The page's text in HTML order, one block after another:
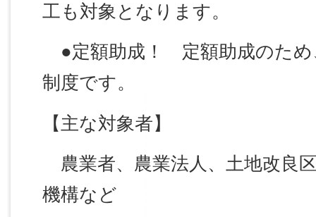
工も対象となります。
●定額助成！ 定額助成のた
制度です。
【主な対象者】
農業者、農業法人、土地改良
機構など